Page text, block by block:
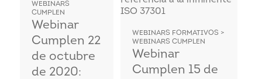
WEBINARS
CUMPLEN
Webinar
Cumplen 22
de octubre
de 2020:
WEBINARS FORMATIVOS >
WEBINARS CUMPLEN
Webinar
Cumplen 15 de